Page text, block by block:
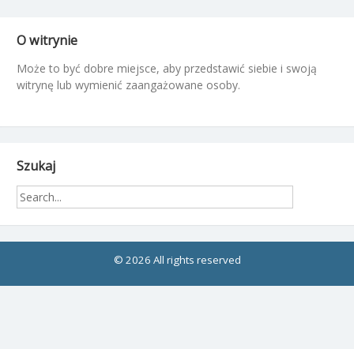
O witrynie
Może to być dobre miejsce, aby przedstawić siebie i swoją
witrynę lub wymienić zaangażowane osoby.
Szukaj
© 2026 All rights reserved